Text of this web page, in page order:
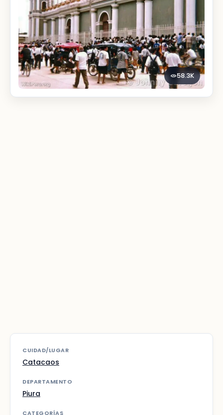
58.3K
CUIDAD/LUGAR
Catacaos
DEPARTAMENTO
Piura
CATEGORÍAS